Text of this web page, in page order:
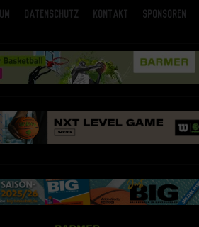
Datenschutz Kontakt Sponsoren